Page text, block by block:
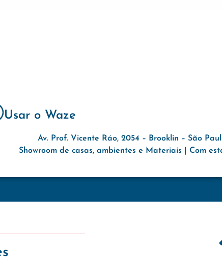
Usar o Waze
Av. Prof. Vicente Ráo, 2054 – Brooklin – São
Showroom de casas, ambientes e Materiais | Com